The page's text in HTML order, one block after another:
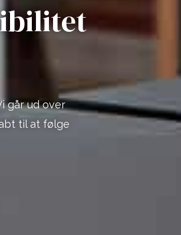
går ud over
til at følge